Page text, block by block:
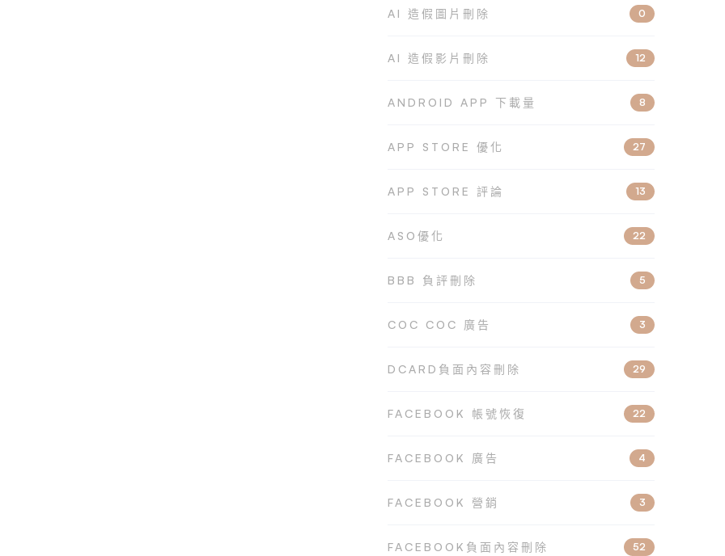
AI 造假圖片刪除 0
AI 造假影片刪除 12
ANDROID APP 下載量 8
APP STORE 優化 27
APP STORE 評論 13
ASO優化 22
BBB 負評刪除 5
COC COC 廣告 3
DCARD負面內容刪除 29
FACEBOOK 帳號恢復 22
FACEBOOK 廣告 4
FACEBOOK 營銷 3
FACEBOOK負面內容刪除 52